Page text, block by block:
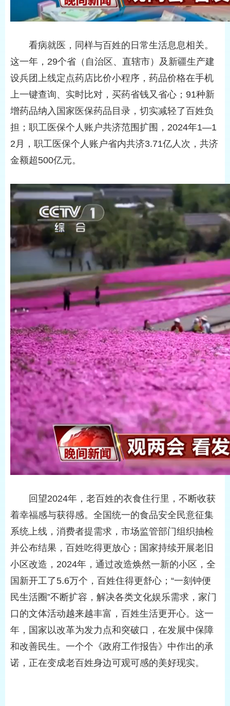
看病就医，同样与百姓的日常生活息息相关。
这一年，29个省（自治区、直辖市）及新疆生产建
设兵团上线定点药店比价小程序，药品价格在手机
上一键查询、实时比对，买药省钱又省心；91种新
增药品纳入国家医保药品目录，切实减轻了百姓负
担；职工医保个人账户共济范围扩围，2024年1—1
2月，职工医保个人账户省内共济3.71亿人次，共济
金额超500亿元。
回望2024年，老百姓的衣食住行里，不断收获
着幸福感与获得感。全国统一的食品安全民意征集
系统上线，消费者提需求，市场监管部门组织抽检
并公布结果，百姓吃得更放心；国家持续开展老旧
小区改造，2024年，通过改造焕然一新的小区，全
国新开工了5.6万个，百姓住得更舒心；“一刻钟便
民生活圈”不断扩容，解决各类文化娱乐需求，家门
口的文体活动越来越丰富，百姓生活更开心。这一
年，国家以改革为发力点和突破口，在发展中保障
和改善民生。一个个《政府工作报告》中作出的承
诺，正在变成老百姓身边可观可感的美好现实。